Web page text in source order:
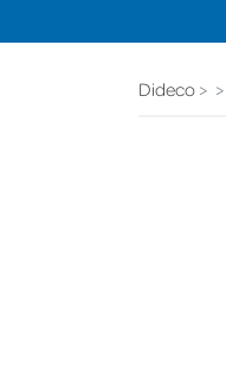
Dideco